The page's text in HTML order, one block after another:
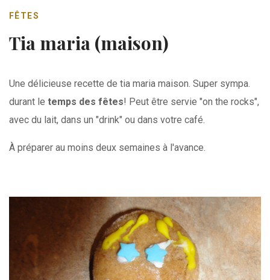
FÊTES
Tia maria (maison)
Une délicieuse recette de tia maria maison. Super sympa.
durant le temps des fêtes! Peut être servie "on the rocks",
avec du lait, dans un "drink" ou dans votre café.
À préparer au moins deux semaines à l'avance.